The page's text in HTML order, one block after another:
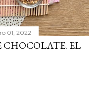
01, 2022
CHOCOLATE. EL